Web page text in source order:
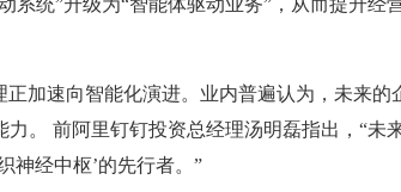
系统”升级为“智能体驱动业务”，从而提升经
速向智能化演进。业内普遍认为，未来的
。 前阿里钉钉投资总经理汤明磊指出，“未
神经中枢’的先行者。”
广交会直击：蚂